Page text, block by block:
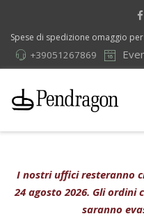
Spese di spedizione omaggio
+39051267869
I nostri uffici resteranno
24 agosto 2026. Gli ordini
saranno